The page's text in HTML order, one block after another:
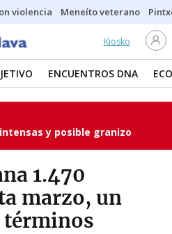
violencia Meneíto veterano
Kiosko
ENCUENTROS DNA
y posible granizo
1.470
marzo, un
términos